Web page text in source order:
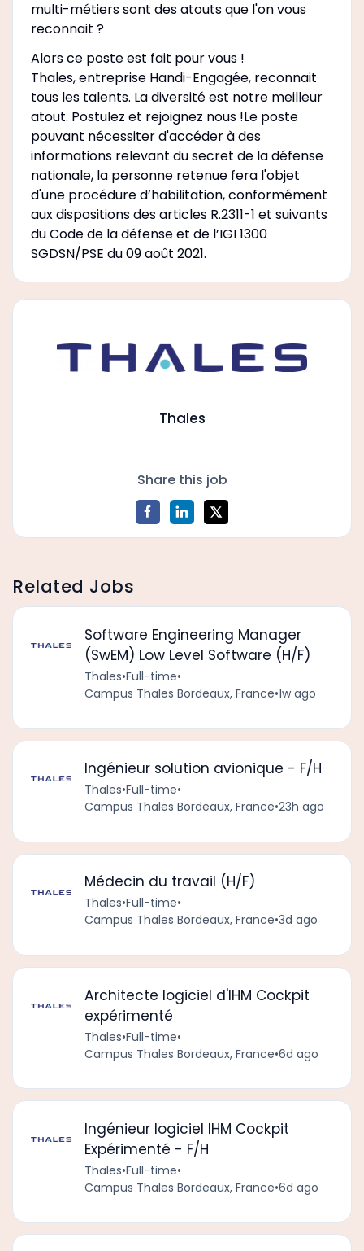
multi-métiers sont des atouts que l'on vous
reconnait ?
Alors ce poste est fait pour vous !
Thales, entreprise Handi-Engagée, reconnait
tous les talents. La diversité est notre meilleur
atout. Postulez et rejoignez nous !Le poste
pouvant nécessiter d'accéder à des
informations relevant du secret de la défense
nationale, la personne retenue fera l'objet
d'une procédure d’habilitation, conformément
aux dispositions des articles R.2311-1 et suivants
du Code de la défense et de l’IGI 1300
SGDSN/PSE du 09 août 2021.
Thales
Share this job
Related Jobs
Software Engineering Manager
(SwEM) Low Level Software (H/F)
Thales•Full-time•
Campus Thales Bordeaux, France•1w ago
Ingénieur solution avionique - F/H
Thales•Full-time•
Campus Thales Bordeaux, France•23h ago
Médecin du travail (H/F)
Thales•Full-time•
Campus Thales Bordeaux, France•3d ago
Architecte logiciel d'IHM Cockpit
expérimenté
Thales•Full-time•
Campus Thales Bordeaux, France•6d ago
Ingénieur logiciel IHM Cockpit
Expérimenté - F/H
Thales•Full-time•
Campus Thales Bordeaux, France•6d ago